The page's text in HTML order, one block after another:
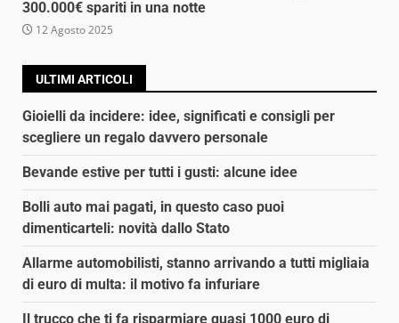
300.000€ spariti in una notte
12 Agosto 2025
ULTIMI ARTICOLI
Gioielli da incidere: idee, significati e consigli per
scegliere un regalo davvero personale
Bevande estive per tutti i gusti: alcune idee
Bolli auto mai pagati, in questo caso puoi
dimenticarteli: novità dallo Stato
Allarme automobilisti, stanno arrivando a tutti migliaia
di euro di multa: il motivo fa infuriare
Il trucco che ti fa risparmiare quasi 1000 euro di